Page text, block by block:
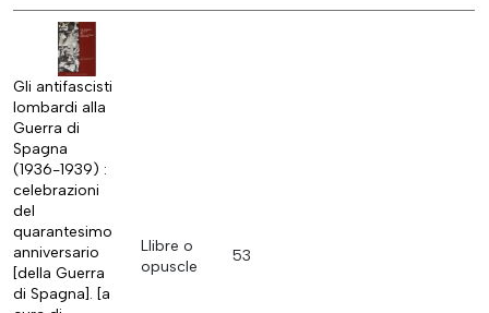
Gli antifascisti
lombardi alla
Guerra di
Spagna
(1936-1939) :
celebrazioni
del
quarantesimo
anniversario
[della Guerra
di Spagna]. [a
Llibre o
opuscle
53